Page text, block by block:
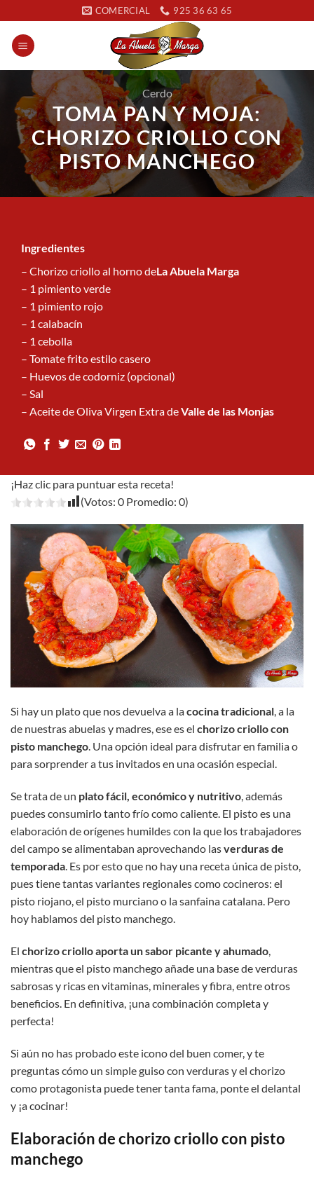
al
contenido
COMERCIAL 925 36 63 65
Cerdo
TOMA PAN Y MOJA:
CHORIZO CRIOLLO CON
PISTO MANCHEGO
Ingredientes
– Chorizo criollo al horno deLa Abuela Marga
– 1 pimiento verde
– 1 pimiento rojo
– 1 calabacín
– 1 cebolla
– Tomate frito estilo casero
– Huevos de codorniz (opcional)
– Sal
– Aceite de Oliva Virgen Extra deValle de las Monjas
¡Haz clic para puntuar esta receta!
(Votos: 0 Promedio: 0)
Si hay un plato que nos devuelva a lacocina tradicional, a la
de nuestras abuelas y madres, ese es el chorizo criollo con
pisto manchego. Una opción ideal para disfrutar en familia o
para sorprender a tus invitados en una ocasión especial.
Se trata de un plato fácil, económico y nutritivo, además
puedes consumirlo tanto frío como caliente. El pisto es una
elaboración de orígenes humildes con la que los trabajadores
del campo se alimentaban aprovechando lasverduras de
temporada. Es por esto que no hay una receta única de pisto,
pues tiene tantas variantes regionales como cocineros: el
pisto riojano, el pisto murciano o la sanfaina catalana. Pero
hoy hablamos del pisto manchego.
El chorizo criollo aporta un sabor picante y ahumado
mientras que el pisto manchego añade una base de verduras
sabrosas y ricas en vitaminas, minerales y fibra, entre otros
beneficios. En definitiva, ¡una combinación completa y
perfecta!
Si aún no has probado este icono del buen comer, y te
preguntas cómo un simple guiso con verduras y el chorizo
como protagonista puede tener tanta fama, ponte el delantal
y ¡a cocinar!
Elaboración de chorizo criollo con pisto
manchego